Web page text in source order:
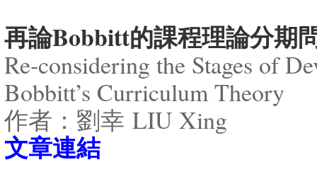
再論Bobbitt的課程理論分期
Re-considering the Stages of
Bobbitt’s Curriculum Theory
作者：劉幸 LIU Xing
​文章連結